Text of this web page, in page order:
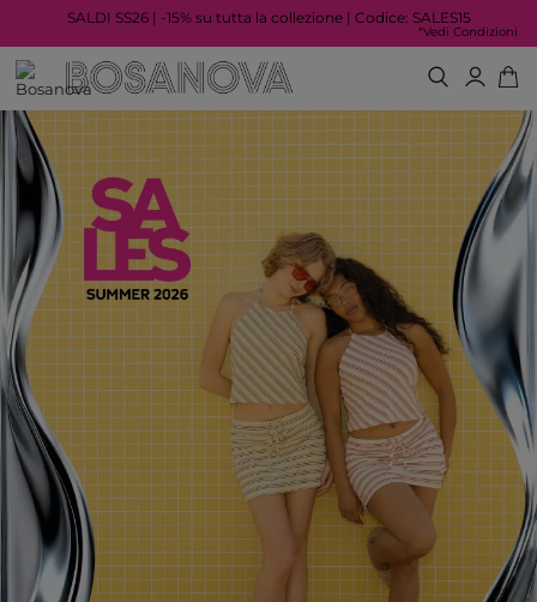
SALDI SS26 | -15% su tutta la collezione | Codice: SALES15
*Vedi Condizioni